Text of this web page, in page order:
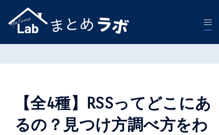
【全4種】RSSってどこにあ
るの？見つけ方調べ方をわ